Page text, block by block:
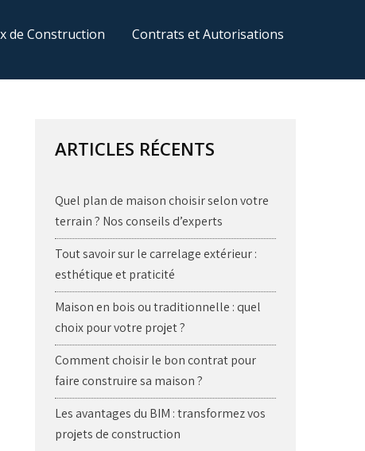
de Construction Contrats et Autorisations
ARTICLES RÉCENTS
Quel plan de maison choisir selon votre
terrain ? Nos conseils d’experts
Tout savoir sur le carrelage extérieur :
esthétique et praticité
Maison en bois ou traditionnelle : quel
choix pour votre projet ?
Comment choisir le bon contrat pour
faire construire sa maison ?
Les avantages du BIM : transformez vos
projets de construction